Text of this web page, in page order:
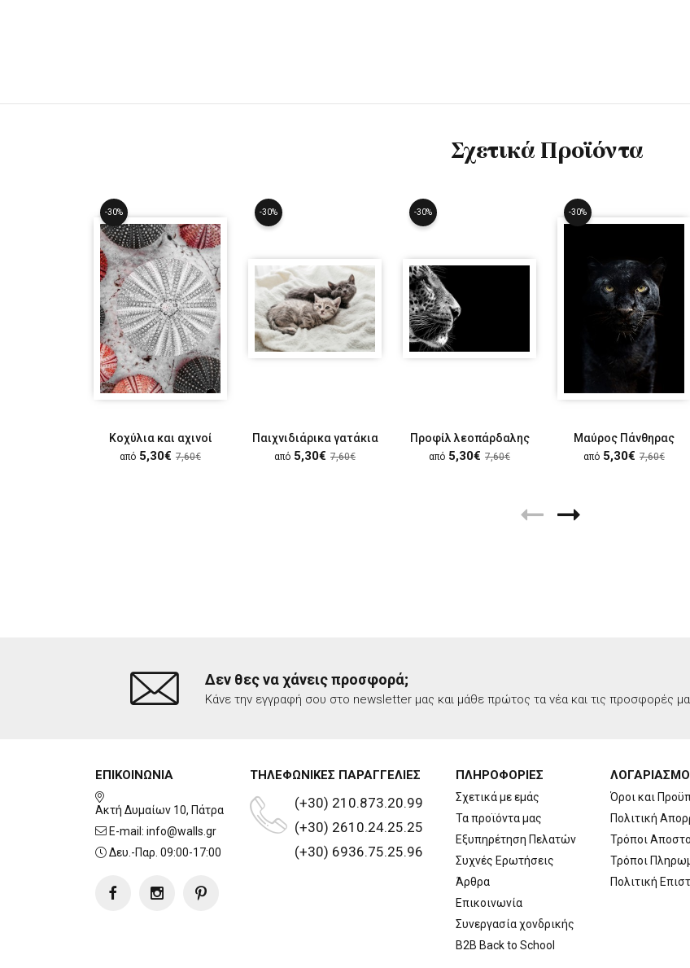
Σχετικά Προϊόντα
-30%
Κοχύλια και αχινοί
από 5,30€ 7,60€
-30%
Παιχνιδιάρικα γατάκια
από 5,30€ 7,60€
-30%
Προφίλ λεοπάρδαλης
από 5,30€ 7,60€
-30%
Μαύρος Πάνθηρας
από 5,30€ 7,60€
Δεν θες να χάνεις προσφορά;
Κάνε την εγγραφή σου στο newsletter μας και μάθε πρώτος τα νέα και τις προσφορές
ΕΠΙΚΟΙΝΩΝΙΑ
Ακτή Δυμαίων 10, Πάτρα
E-mail: info@walls.gr
Δευ.-Παρ. 09:00-17:00
ΤΗΛΕΦΩΝΙΚΕΣ ΠΑΡΑΓΓΕΛΙΕΣ
(+30) 210.873.20.99
(+30) 2610.24.25.25
(+30) 6936.75.25.96
ΠΛΗΡΟΦΟΡΙΕΣ
Σχετικά με εμάς
Τα προϊόντα μας
Εξυπηρέτηση Πελατών
Συχνές Ερωτήσεις
Άρθρα
Επικοινωνία
Συνεργασία χονδρικής
B2B Back to School
Όροι και
Πολιτική
Τρόποι
Τρόποι
Πολιτική